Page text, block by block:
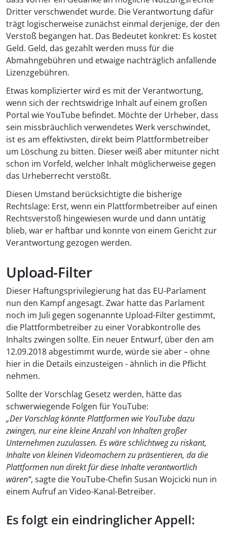
Dritter verschwendet wurde. Die Verantwortung dafür
trägt logischerweise zunächst einmal derjenige, der den
Verstoß begangen hat. Das Bedeutet konkret: Es kostet
Geld. Geld, das gezahlt werden muss für die
Abmahngebühren und etwaige nachträglich anfallende
Lizenzgebühren.
Etwas komplizierter wird es mit der Verantwortung,
wenn sich der rechtswidrige Inhalt auf einem großen
Portal wie YouTube befindet. Möchte der Urheber, dass
sein missbräuchlich verwendetes Werk verschwindet,
ist es am effektivsten, direkt beim Plattformbetreiber
um Löschung zu bitten. Dieser weiß aber mitunter nicht
schon im Vorfeld, welcher Inhalt möglicherweise gegen
das Urheberrecht verstößt.
Diesen Umstand berücksichtigte die bisherige
Rechtslage: Erst, wenn ein Plattformbetreiber auf einen
Rechtsverstoß hingewiesen wurde und dann untätig
blieb, war er haftbar und konnte von einem Gericht zur
Verantwortung gezogen werden.
Upload-Filter
Dieser Haftungsprivilegierung hat das EU-Parlament
nun den Kampf angesagt. Zwar hatte das Parlament
noch im Juli gegen sogenannte Upload-Filter gestimmt,
die Plattformbetreiber zu einer Vorabkontrolle des
Inhalts zwingen sollte. Ein neuer Entwurf, über den am
12.09.2018 abgestimmt wurde, würde sie aber – ohne
hier in die Details einzusteigen - ähnlich in die Pflicht
nehmen.
Sollte der Vorschlag Gesetz werden, hätte das
schwerwiegende Folgen für YouTube:
„Der Vorschlag könnte Plattformen wie YouTube dazu
zwingen, nur eine kleine Anzahl von Inhalten großer
Unternehmen zuzulassen. Es wäre schlichtweg zu riskant,
Inhalte von kleinen Videomachern zu präsentieren, da die
Plattformen nun direkt für diese Inhalte verantwortlich
wären“, sagte die YouTube-Chefin Susan Wojcicki nun in
einem Aufruf an Video-Kanal-Betreiber.
Es folgt ein eindringlicher Appell: